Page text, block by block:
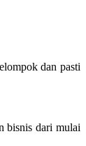
dan pasti
bisnis dari mulai